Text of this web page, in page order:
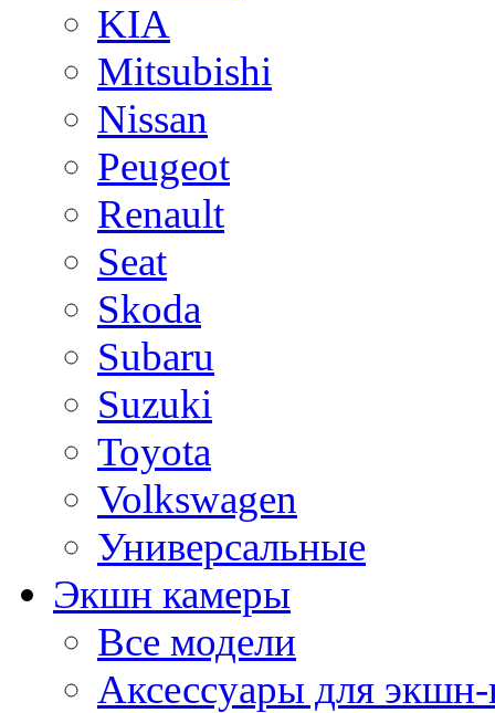
KIA
Mitsubishi
Nissan
Peugeot
Renault
Seat
Skoda
Subaru
Suzuki
Toyota
Volkswagen
Универсальные
Экшн камеры
Все модели
Аксессуары для